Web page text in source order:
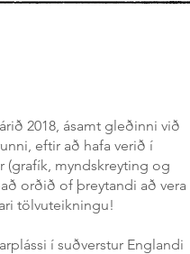
2018, ásamt gleðinni við
eftir að hafa verið í
(grafík, myndskreyting og
orðið of þreytandi að vera
tölvuteikningu!
í suðverstur Englandi